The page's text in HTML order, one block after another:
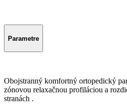
Parametre
Obojstranný komfortný ortopedický
zónovou relaxačnou profiláciou a
stranách .